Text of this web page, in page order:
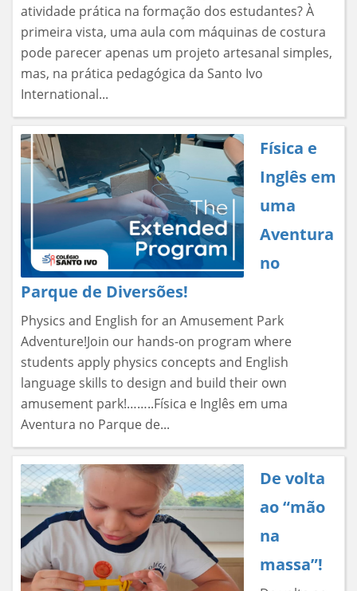
atividade prática na formação dos estudantes? À
primeira vista, uma aula com máquinas de costura
pode parecer apenas um projeto artesanal simples,
mas, na prática pedagógica da Santo Ivo
International...
Física e
Inglês em
uma
Aventura
no
Parque de Diversões!
Physics and English for an Amusement Park
Adventure!Join our hands-on program where
students apply physics concepts and English
language skills to design and build their own
amusement park!……..Física e Inglês em uma
Aventura no Parque de...
De volta
ao “mão
na
massa”!